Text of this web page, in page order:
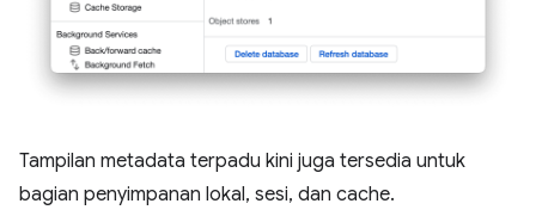
Tampilan metadata terpadu kini juga tersedia untuk
bagian penyimpanan lokal, sesi, dan cache.